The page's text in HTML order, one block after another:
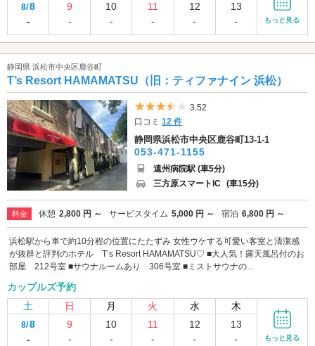
8/8
-
9
-
10
-
11
-
12
-
13
-
もっと見る
静岡県 浜松市中央区鹿谷町
T’s Resort HAMAMATSU（旧：ティファナイン 浜松）
5つ星のうち3.5
3.52
口コミ12 件
静岡県浜松市中央区鹿谷町13-1-1
053-471-1155
遠州病院駅 (車5分)
三方原スマートIC (車15分)
料金 休憩 2,800 円 ～ サービスタイム 5,000 円 ～ 宿泊 6,800 円 ～
浜松駅から車で約10分程の位置にたたずみ 女性ウケする可愛い客室と清潔感
が抜群と評判のホテル T’s Resort HAMAMATSU♡ ■大人気！露天風呂付のお
部屋 212号室 ■サウナルームあり 306号室 ■ミストサウナの...
カップルズ予約
土
日 月 火 水 木
8/8
-
9
-
10
-
11
-
12
-
13
-
もっと見る